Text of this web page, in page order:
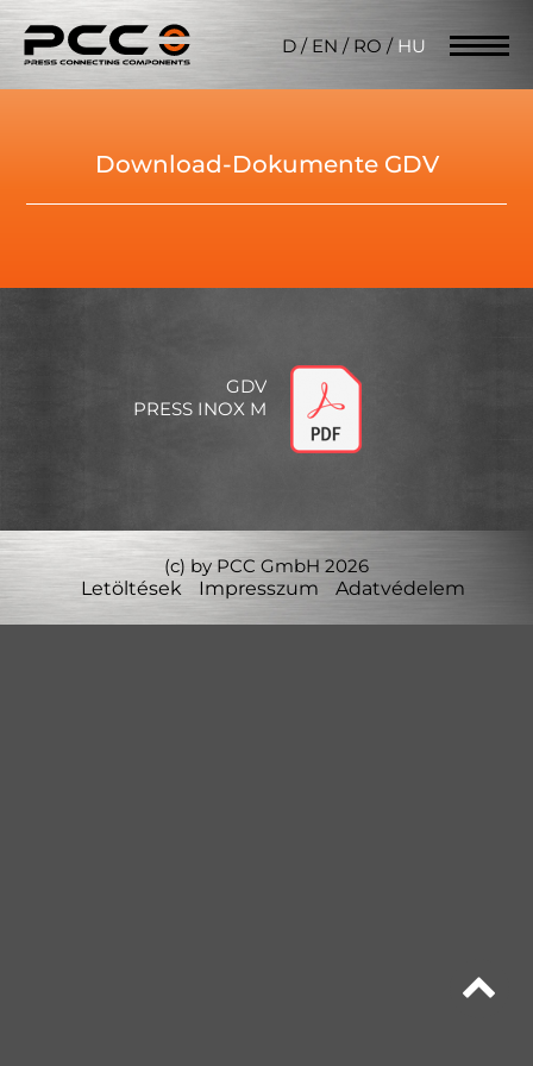
D / EN / RO / HU
Download-Dokumente GDV
GDV
PRESS INOX M
(c) by PCC GmbH 2026
Letöltések
Impresszum Adatvédelem